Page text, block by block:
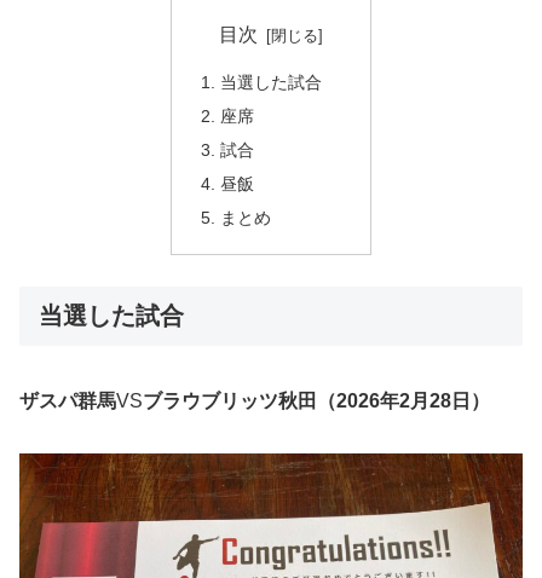
目次
当選した試合
座席
試合
昼飯
まとめ
当選した試合
ザスパ群馬VSブラウブリッツ秋田（2026年2月28日）